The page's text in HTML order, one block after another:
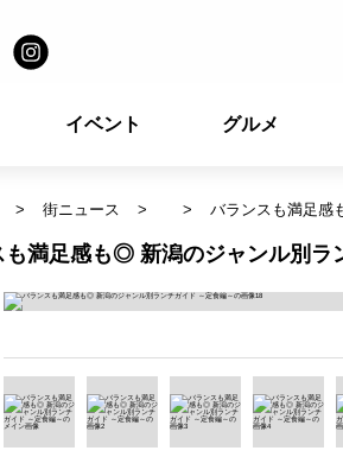
イベント グルメ
街ニュース バランスも満足感
も満足感も◎ 新潟のジャンル別ラ